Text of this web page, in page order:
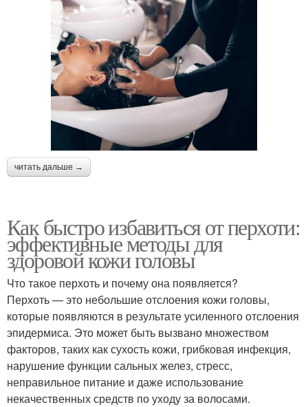
читать дальше →
Как быстро избавиться от перхоти:
эффективные методы для
здоровой кожи головы
Что такое перхоть и почему она появляется?
Перхоть — это небольшие отслоения кожи головы,
которые появляются в результате усиленного отслоения
эпидермиса. Это может быть вызвано множеством
факторов, таких как сухость кожи, грибковая инфекция,
нарушение функции сальных желез, стресс,
неправильное питание и даже использование
некачественных средств по уходу за волосами.